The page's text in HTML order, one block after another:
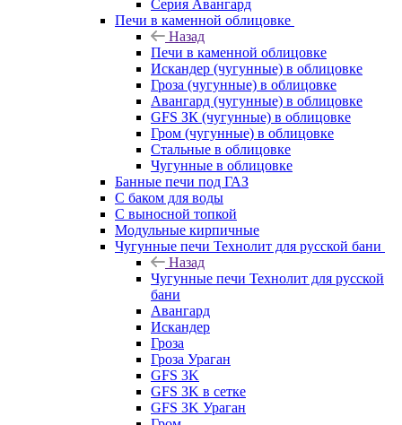
Серия Авангард
Печи в каменной облицовке
Назад
Печи в каменной облицовке
Искандер (чугунные) в облицовке
Гроза (чугунные) в облицовке
Авангард (чугунные) в облицовке
GFS ЗК (чугунные) в облицовке
Гром (чугунные) в облицовке
Стальные в облицовке
Чугунные в облицовке
Банные печи под ГАЗ
С баком для воды
С выносной топкой
Модульные кирпичные
Чугунные печи Технолит для русской бани
Назад
Чугунные печи Технолит для русской
бани
Авангард
Искандер
Гроза
Гроза Ураган
GFS 3K
GFS 3K в сетке
GFS 3K Ураган